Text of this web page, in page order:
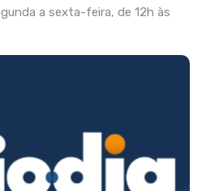
a sexta-feira, de 12h às